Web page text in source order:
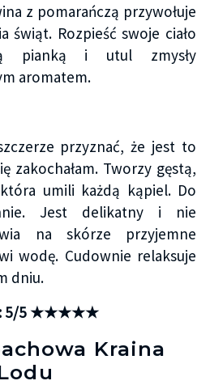
z pomarańczą przywołuje
świąt. Rozpieść swoje ciało
pianką i utul zmysły
aromatem.
przyznać, że jest to
zakochałam. Tworzy gęstą,
umili każdą kąpiel. Do
Jest delikatny i nie
na skórze przyjemne
wodę. Cudownie relaksuje
dniu.
5/5 ★★★★★
Kraina